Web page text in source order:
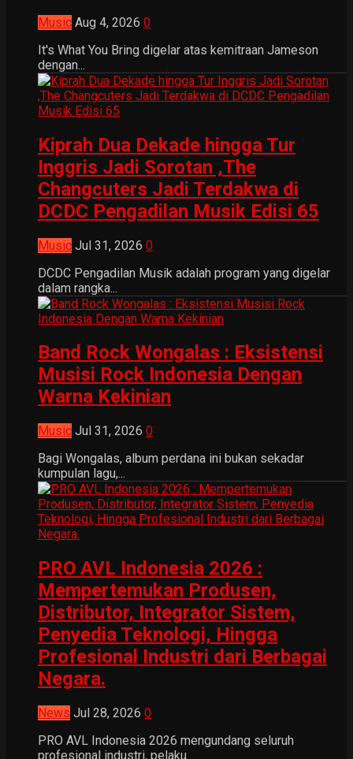
Music Aug 4, 2026 0
It's What You Bring digelar atas kemitraan Jameson
dengan...
Kiprah Dua Dekade hingga Tur
Inggris Jadi Sorotan ,The
Changcuters Jadi Terdakwa di
DCDC Pengadilan Musik Edisi 65
Music Jul 31, 2026 0
DCDC Pengadilan Musik adalah program yang digelar
dalam rangka...
Band Rock Wongalas : Eksistensi
Musisi Rock Indonesia Dengan
Warna Kekinian
Music Jul 31, 2026 0
Bagi Wongalas, album perdana ini bukan sekadar
kumpulan lagu,...
PRO AVL Indonesia 2026 :
Mempertemukan Produsen,
Distributor, Integrator Sistem,
Penyedia Teknologi, Hingga
Profesional Industri dari Berbagai
Negara.
News Jul 28, 2026 0
PRO AVL Indonesia 2026 mengundang seluruh
profesional industri, pelaku...